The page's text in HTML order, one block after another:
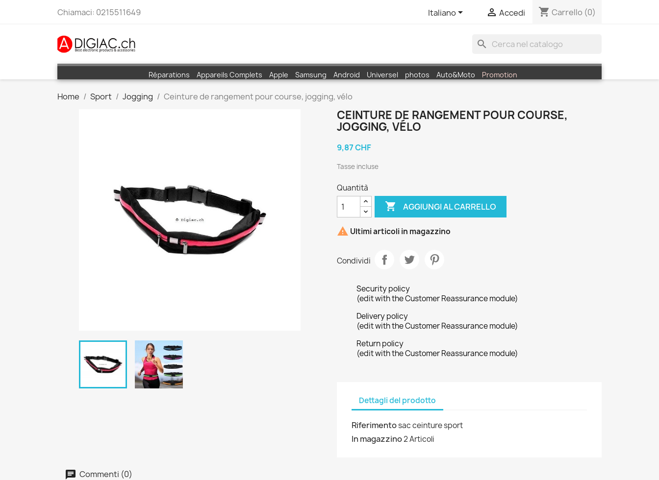
Chiamaci: 0215511649 Italiano  Accedi shopping_cart Carrello (0)
search
Réparations Appareils Complets Apple Samsung Android Universel photos Auto&Moto Promotion
Home Sport Jogging Ceinture de rangement pour course, jogging, vélo
CEINTURE DE RANGEMENT POUR COURSE,
JOGGING, VÉLO
9,87 CHF
Tasse incluse
Quantità
 AGGIUNGI AL CARRELLO
 Ultimi articoli in magazzino
Condividi
Security policy
(edit with the Customer Reassurance module)
Delivery policy
(edit with the Customer Reassurance module)
Return policy
(edit with the Customer Reassurance module)
Dettagli del prodotto
Riferimentosac ceinture sport
In magazzino2 Articoli
Commenti (0)